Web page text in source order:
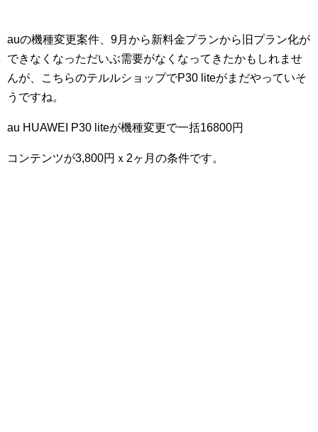
auの機種変更案件、9月から新料金プランから旧プラン化が
できなくなっただいぶ需要がなくなってきたかもしれませ
んが、こちらのテルルショップでP30 liteがまだやっていそ
うですね。
au HUAWEI P30 liteが機種変更で一括16800円
コンテンツが3,800円ｘ2ヶ月の条件です。